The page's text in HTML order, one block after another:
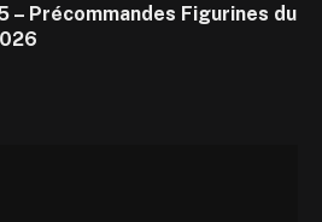
– Précommandes Figurines du